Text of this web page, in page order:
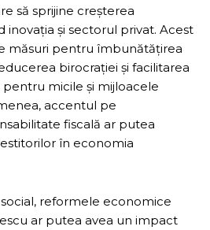
să sprijine creșterea
inovația și sectorul privat. Acest
măsuri pentru îmbunătățirea
birocrației și facilitarea
micile și mijloacele
accentul pe
fiscală ar putea
în economia
reformele economice
ar putea avea un impact